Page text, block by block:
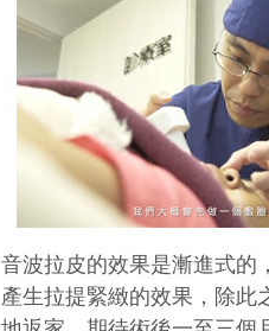
音波拉皮的效果是漸進式的
產生拉提緊緻的效果，除此